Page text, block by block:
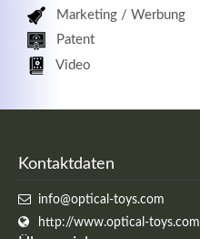
Marketing / Werbung
Patent
Video
Kontaktdaten
info@optical-toys.com
http://www.optical-toys.com